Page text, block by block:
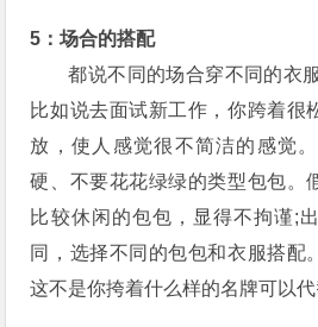
5：场合的搭配
都说不同的场合穿不同的衣
比如说去面试新工作，你跨着很
放，使人感觉很不简洁的感觉
硬、不要花花绿绿的类型包包。
比较休闲的包包，显得不拘谨;
同，选择不同的包包和衣服搭配
这不是你挎着什么样的名牌可以代